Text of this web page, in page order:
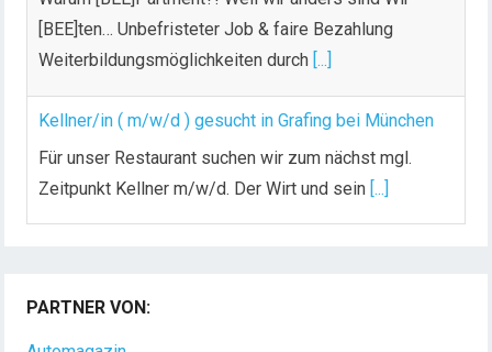
[BEE]ten… Unbefristeter Job & faire Bezahlung
Weiterbildungsmöglichkeiten durch [...]
Kellner/in ( m/w/d ) gesucht in Grafing bei München
Für unser Restaurant suchen wir zum nächst mgl.
Zeitpunkt Kellner m/w/d. Der Wirt und sein [...]
Dein Arbeitsplatz mit Urlaubsfeeling Chef de Rang
(m/w/d) Du bist Gastgeber aus Leidenschaft und
PARTNER VON: